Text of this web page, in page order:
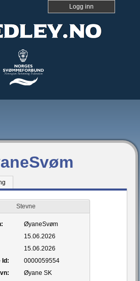
Logg inn
Stevne
ØyaneSvøm
15.06.2026
15.06.2026
Id:
0000059554
Øyane SK